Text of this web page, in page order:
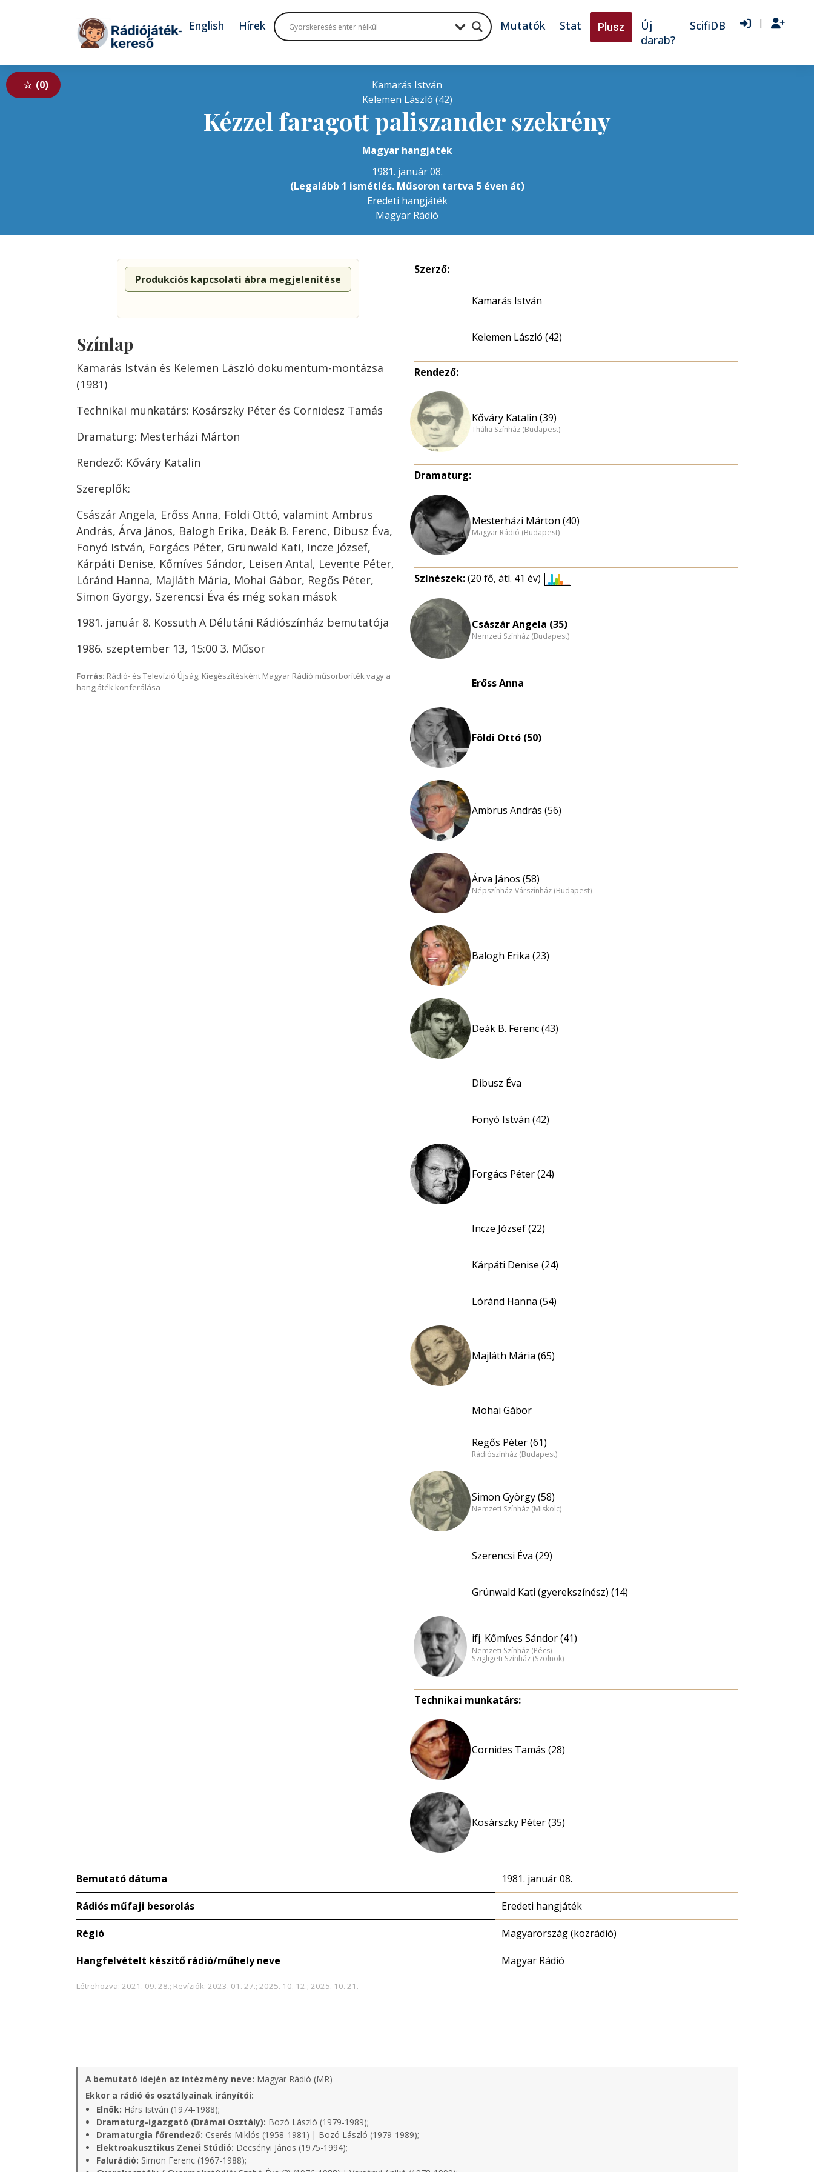
Tovább a tartalomhoz
English Hírek Mutatók Stat Plusz
Új
darab?
ScifiDB |
0
Kamarás István
Kelemen László (42)
Kézzel faragott paliszander szekrény
Magyar hangjáték
1981. január 08.
(Legalább 1 ismétlés. Műsoron tartva 5 éven át)
Eredeti hangjáték
Magyar Rádió
Produkciós kapcsolati ábra megjelenítése
Színlap
Kamarás István és Kelemen László dokumentum-montázsa
(1981)
Technikai munkatárs: Kosárszky Péter és Cornidesz Tamás
Dramaturg: Mesterházi Márton
Rendező: Kőváry Katalin
Szereplők:
Császár Angela, Erőss Anna, Földi Ottó, valamint Ambrus
András, Árva János, Balogh Erika, Deák B. Ferenc, Dibusz Éva,
Fonyó István, Forgács Péter, Grünwald Kati, Incze József,
Kárpáti Denise, Kőmíves Sándor, Leisen Antal, Levente Péter,
Lóránd Hanna, Majláth Mária, Mohai Gábor, Regős Péter,
Simon György, Szerencsi Éva és még sokan mások
1981. január 8. Kossuth A Délutáni Rádiószínház bemutatója
1986. szeptember 13, 15:00 3. Műsor
Forrás: Rádió- és Televízió Újság; Kiegészítésként Magyar Rádió műsorboríték vagy a
hangjáték konferálása
Szerző:
Kamarás István
Kelemen László (42)
Rendező:
Kőváry Katalin (39)
Thália Színház (Budapest)
Dramaturg:
Mesterházi Márton (40)
Magyar Rádió (Budapest)
Színészek:(20 fő, átl. 41 év)
nagyítása
Császár Angela (35)
Nemzeti Színház (Budapest)
Erőss Anna
Földi Ottó (50)
Ambrus András (56)
Árva János (58)
Népszínház-Várszínház (Budapest)
Balogh Erika (23)
Deák B. Ferenc (43)
Dibusz Éva
Fonyó István (42)
Forgács Péter (24)
Incze József (22)
Kárpáti Denise (24)
Lóránd Hanna (54)
Majláth Mária (65)
Mohai Gábor
Regős Péter (61)
Rádiószínház (Budapest)
Simon György (58)
Nemzeti Színház (Miskolc)
Szerencsi Éva (29)
Grünwald Kati (gyerekszínész) (14)
ifj. Kőmíves Sándor (41)
Nemzeti Színház (Pécs)
Szigligeti Színház (Szolnok)
Technikai munkatárs:
Cornides Tamás (28)
Kosárszky Péter (35)
Bemutató dátuma 1981. január 08.
Rádiós műfaji besorolás Eredeti hangjáték
Régió Magyarország (közrádió)
Hangfelvételt készítő rádió/műhely neve Magyar Rádió
Létrehozva: 2021. 09. 28.; Revíziók: 2023. 01. 27.; 2025. 10. 12.; 2025. 10. 21.
A bemutató idején az intézmény neve: Magyar Rádió (MR)
Ekkor a rádió és osztályainak irányítói:
Elnök: Hárs István (1974-1988);
Dramaturg-igazgató (Drámai Osztály): Bozó László (1979-1989);
Dramaturgia főrendező: Cserés Miklós (1958-1981) | Bozó László (1979-1989);
Elektroakusztikus Zenei Stúdió: Decsényi János (1975-1994);
Falurádió: Simon Ferenc (1967-1988);